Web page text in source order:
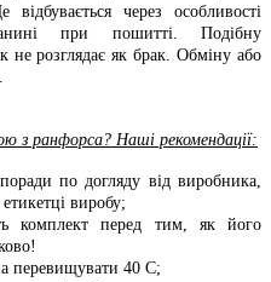
через особливості
при пошитті. Подібну
не розглядає як брак. Обміну або
з ранфорса? Наші рекомендації:
по догляду від виробника,
виробу;
комплект перед тим, як його
перевищувати 40 С;